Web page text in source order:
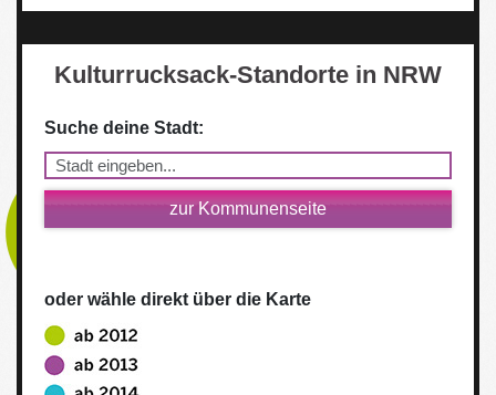
Kulturrucksack-Standorte in NRW
Suche deine Stadt:
zur Kommunenseite
oder wähle direkt über die Karte